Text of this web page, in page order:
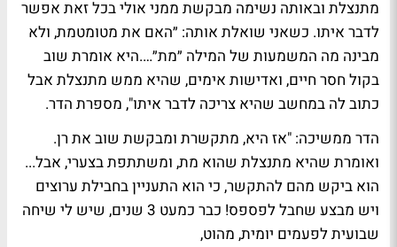
מתנצלת ובאותה נשימה מבקשת ממני אולי בכל זאת אפשר
לדבר איתו. כשאני שואלת אותה: ״האם את מטומטמת, ולא
מבינה מה המשמעות של המילה ״מת״….היא אומרת שוב
בקול חסר חיים, ואדישות אימים, שהיא ממש מתנצלת אבל
כתוב לה במחשב שהיא צריכה לדבר איתו", מספרת הדר.
הדר ממשיכה: "אז היא, מתקשרת ומבקשת שוב את רן.
ואומרת שהיא מתנצלת שהוא מת, ומשתתפת בצערי, אבל...
הוא ביקש מהם להתקשר, כי הוא התעניין בחבילת ערוצים
ויש מבצע שחבל לפספס! כבר כמעט 3 שנים, שיש לי שיחה
שבועית לפעמים יומית, מהוט,